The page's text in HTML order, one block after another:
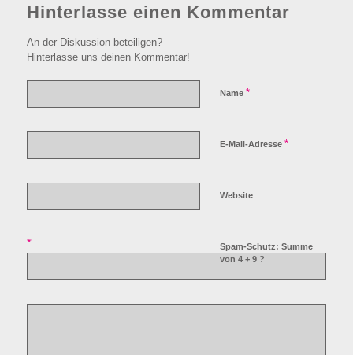
Hinterlasse einen Kommentar
An der Diskussion beteiligen?
Hinterlasse uns deinen Kommentar!
Name *
E-Mail-Adresse *
Website
Spam-Schutz: Summe
von 4 + 9 ?
*